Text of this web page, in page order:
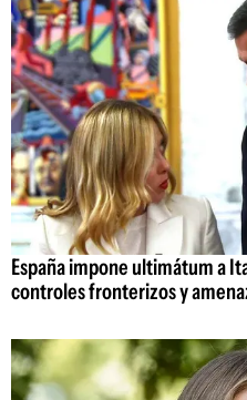
España impone ultimátum a
controles fronterizos y